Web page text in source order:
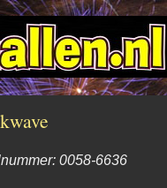
0058-6636